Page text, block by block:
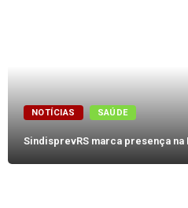
NOTÍCIAS SAÚDE
SindisprevRS marca presença